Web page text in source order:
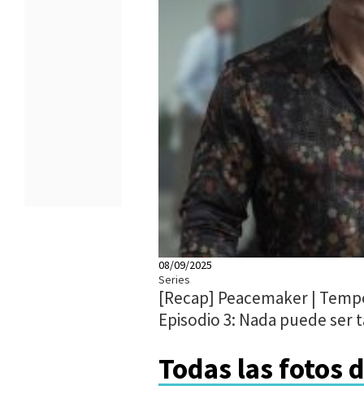
08/09/2025
Series
[Recap] Peacemaker |
Episodio 3: Nada puede
Todas las fotos